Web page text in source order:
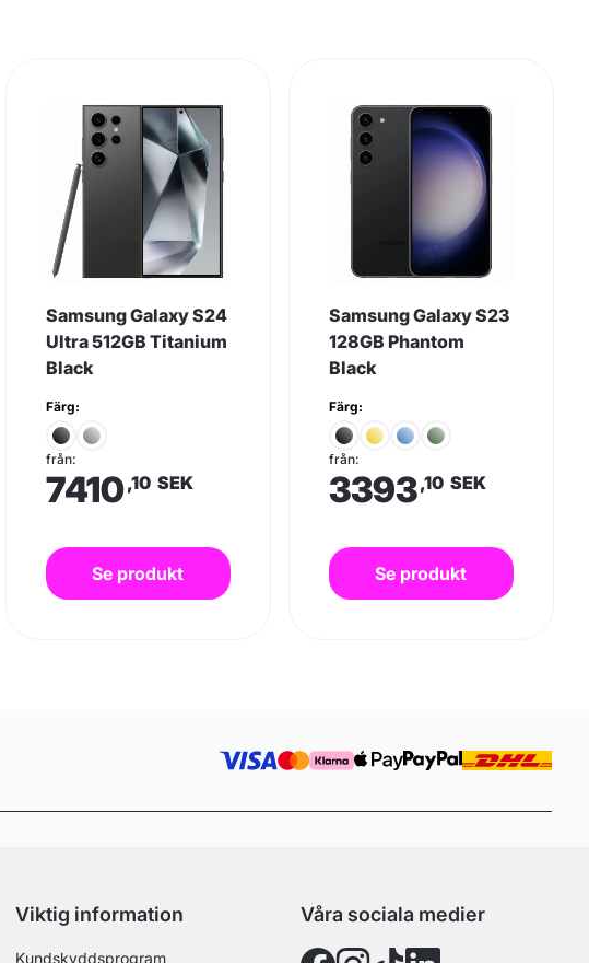
Samsung Galaxy S24
Ultra 512GB Titanium
Black
Färg:
från:
7410,10 SEK
Se produkt
Samsung Galaxy S23
128GB Phantom
Black
Färg:
från:
3393,10 SEK
Se produkt
Viktig information
Kundskyddsprogram
Våra sociala medier